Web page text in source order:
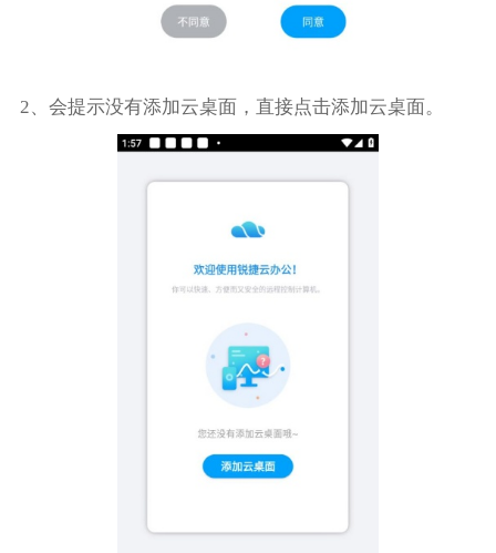
2、会提示没有添加云桌面，直接点击添加云桌面。